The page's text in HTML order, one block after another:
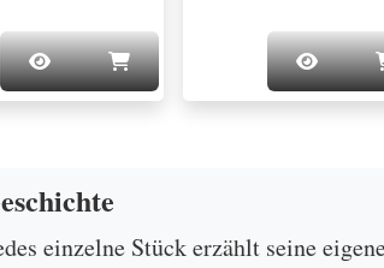
einzelne Stück erzählt seine